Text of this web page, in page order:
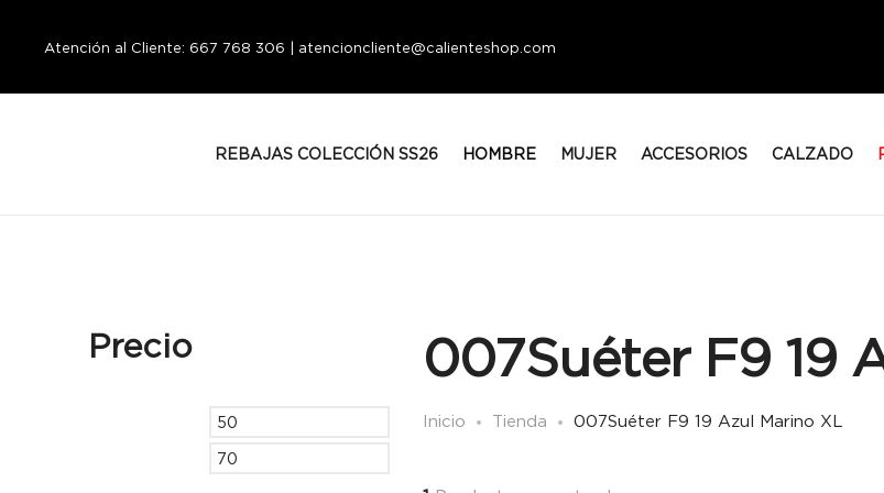
Atención al Cliente: 667 768 306 | atencioncliente@calienteshop.com
REBAJAS COLECCIÓN SS26 HOMBRE MUJER ACCESORIOS CALZADO
007Suéter F9 19
Inicio Tienda 007Suéter F9 19 Azul Marino XL
Precio
Precio
mínimo
Precio